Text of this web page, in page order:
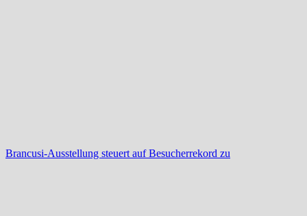
Brancusi-Ausstellung steuert auf Besucherrekord zu